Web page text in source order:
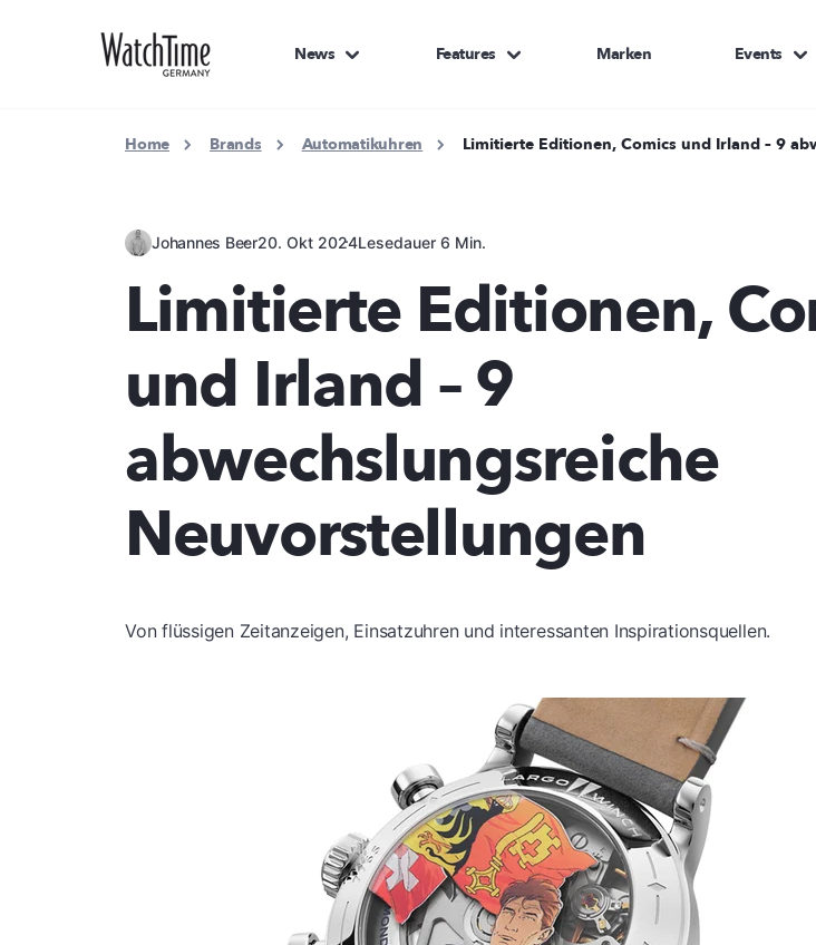
News Features Marken Events
Home Brands Automatikuhren Limitierte Editionen, Comics und Irland – 9
Johannes Beer20. Okt 2024Lesedauer 6 Min.
Limitierte Editionen,
und Irland – 9
abwechslungsreiche
Neuvorstellungen
Von flüssigen Zeitanzeigen, Einsatzuhren und interessanten Inspirationsquellen.